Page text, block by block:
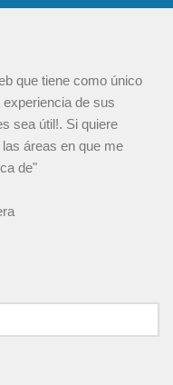
que tiene como único
de sus
sea útil!. Si quiere
áreas en que me
de"